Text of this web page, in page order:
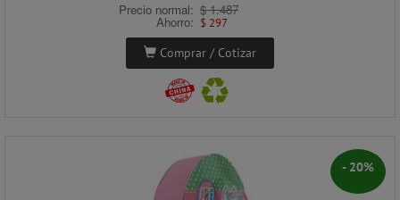
Precio normal: $ 1.487
Ahorro: $ 297
Comprar / Cotizar
- 20%